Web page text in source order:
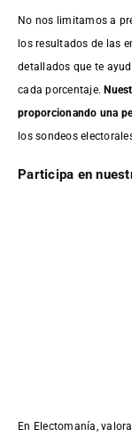
No nos limitamos a
los resultados de las
detallados que te
cada porcentaje.
proporcionando una
los sondeos
Participa en
En Electomanía,